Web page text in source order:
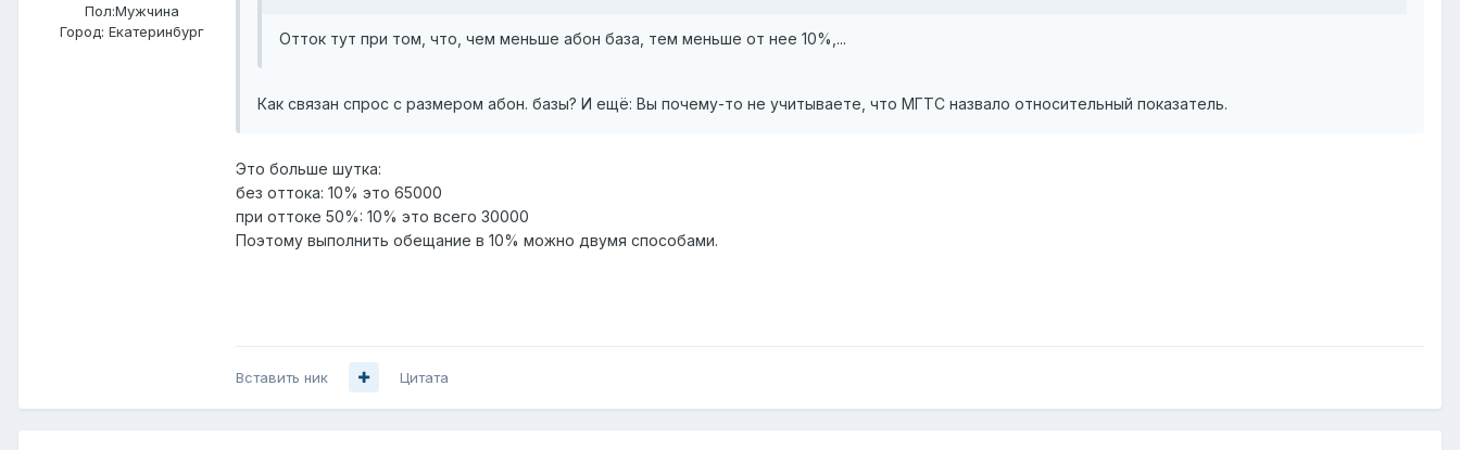
Пол:Мужчина
Город: Екатеринбург Отток тут при том, что, чем меньше абон база, тем меньше от нее 10%,...
Как связан спрос с размером абон. базы? И ещё: Вы почему-то не учитываете, что МГТС назвало относительный показатель.
Это больше шутка:
без оттока: 10% это 65000
при оттоке 50%: 10% это всего 30000
Поэтому выполнить обещание в 10% можно двумя способами.
Вставить ник Цитата